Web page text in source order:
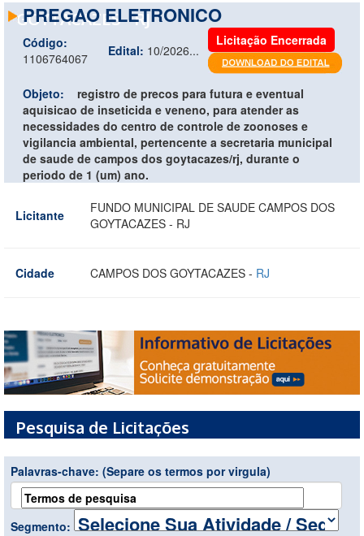
GOYTACAZES - RJ
PREGAO ELETRONICO
Código:
1106764067
Edital: 10/2026...
Licitação Encerrada
Objeto:
registro de precos para futura e eventual
aquisicao de inseticida e veneno, para atender as
necessidades do centro de controle de zoonoses e
vigilancia ambiental, pertencente a secretaria municipal
de saude de campos dos goytacazes/rj, durante o
periodo de 1 (um) ano.
Licitante
FUNDO MUNICIPAL DE SAUDE CAMPOS DOS
GOYTACAZES - RJ
Cidade CAMPOS DOS GOYTACAZES - RJ
Pesquisa de Licitações
Palavras-chave: (Separe os termos por virgula)
Segmento: